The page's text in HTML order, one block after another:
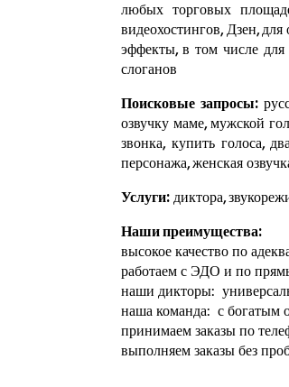
любых торговых
видеохостингов,Дзен,
эффекты, в том числе
слоганов
Поисковые запросы:
озвучку маме, мужской
звонка, купить голоса,
персонажа, женская
Услуги: диктора,
Наши преимущества:
высокое качество по
работаем с ЭДО и по
наши дикторы:
наша команда: с богатым
принимаем заказы по
выполняем заказы без